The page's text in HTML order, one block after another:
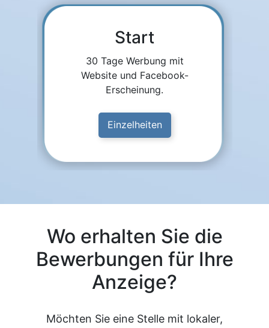
Start
30 Tage Werbung mit
Website und Facebook-
Erscheinung.
Einzelheiten
Wo erhalten Sie die
Bewerbungen für Ihre
Anzeige?
Möchten Sie eine Stelle mit lokaler,